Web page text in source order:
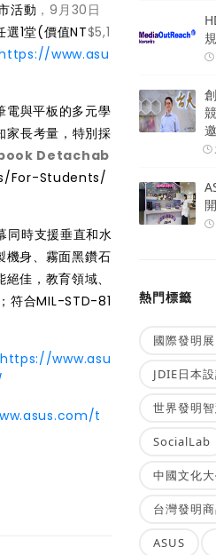
活動 ，9月30日
1堂(價值NT$5,1
www.asu
與平板的多元學
家長考量，特別採
Detachab
For-Students/
時支援垂直和水
機身、霧面黑鑽石
佳，教育領域、
符合MIL-STD-81
https://www.asu
t
熱門標籤
國際發明展
JDIE日本
世界發明
SocialLab
中國文化
台灣發明
ASUS